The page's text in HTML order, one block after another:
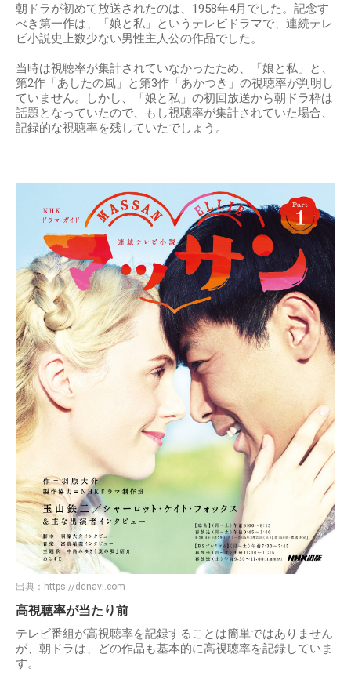
朝ドラが初めて放送されたのは、1958年4月でした。記念す
べき第一作は、「娘と私」というテレビドラマで、連続テレ
ビ小説史上数少ない男性主人公の作品でした。
当時は視聴率が集計されていなかったため、「娘と私」と、
第2作「あしたの風」と第3作「あかつき」の視聴率が判明し
ていません。しかし、「娘と私」の初回放送から朝ドラ枠は
話題となっていたので、もし視聴率が集計されていた場合、
記録的な視聴率を残していたでしょう。
出典： https://ddnavi.com
高視聴率が当たり前
テレビ番組が高視聴率を記録することは簡単ではありません
が、朝ドラは、どの作品も基本的に高視聴率を記録していま
す。